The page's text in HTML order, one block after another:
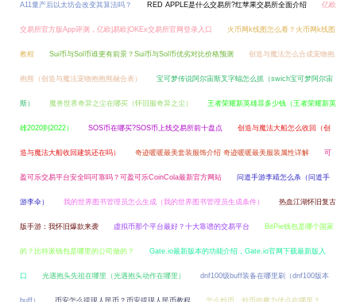
A11量产后以太坊会改变其算法吗？ RED APPLE是什么交易所?红苹果交易所全面介绍 亿欧
交易所官方版App评测，亿欧|易欧|OKEx交易所官网登录入口 火币网k线图怎么看？火币网k线图
教程 Sui币与Sol币谁更有前景？Sui币与Sol币优劣对比价格预测 创造与魔法怎么合成宠物抱
抱熊（创造与魔法宠物抱抱熊融合表） 宝可梦传说阿尔宙斯叉字蝠怎么抓（swich宝可梦阿尔宙
斯） 魔兽世界奇异之尘在哪买（怀旧服奇异之尘） 王者荣耀新英雄暃多少钱（王者荣耀新英
雄2020到2022） SOS币在哪买?SOS币上线交易所前十盘点 创造与魔法大船怎么收回（创
造与魔法大船收回建筑还在吗） 奇迹暖暖最美套装服饰介绍 奇迹暖暖最美服装属性详解 可
盈可乐交易平台安全吗可靠吗？可盈可乐CoinCola最新官方网站 问道手游李靖怎么杀（问道手
游李伞） 我的世界图书管理员怎么生成（我的世界图书管理员生成条件） 热血江湖怀旧复古
版手游：我怀旧爆款来袭 虚拟币那个平台最好？十大靠谱的交易平台 BitPie钱包是哪个国家
的？比特派钱包是哪里的公司做的？ Gate.io最新版本的功能介绍，Gate.io官网下载最新版入
口 光遇抱头先祖在哪里（光遇抱头动作在哪里） dnf100级buff装备在哪里刷（dnf100版本
buff） 币安怎么提现人民币？币安提现人民币教程 怎么炒币，炒币的魔力优点在哪里？